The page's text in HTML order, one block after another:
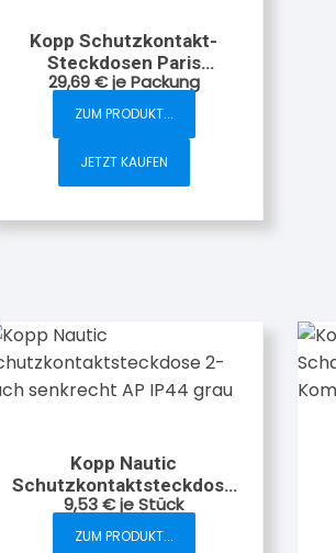
Kopp Schutzkontakt-
Steckdosen Paris
arktisweiß 6 Stück
29,69€ je Packung
ZUM PRODUKT...
JETZT KAUFEN
Kopp Nautic
Schutzkontaktsteckdose
2-fach senkrecht AP IP44
grau
9,53€je Stück
ZUM PRODUKT...